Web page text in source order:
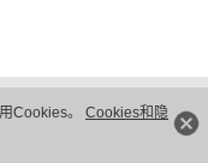
Cookies。 Cookies和隐